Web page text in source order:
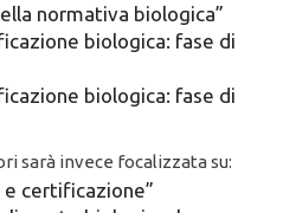
normativa biologica”
biologica: fase di
biologica: fase di
sarà invece focalizzata su:
certificazione”